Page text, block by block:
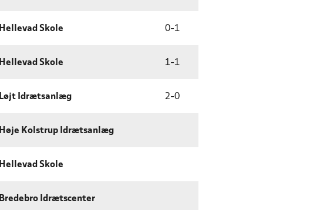
Hellevad Skole 0-1
Hellevad Skole 1-1
Løjt Idrætsanlæg 2-0
Høje Kolstrup Idrætsanlæg
Hellevad Skole
Bredebro Idrætscenter